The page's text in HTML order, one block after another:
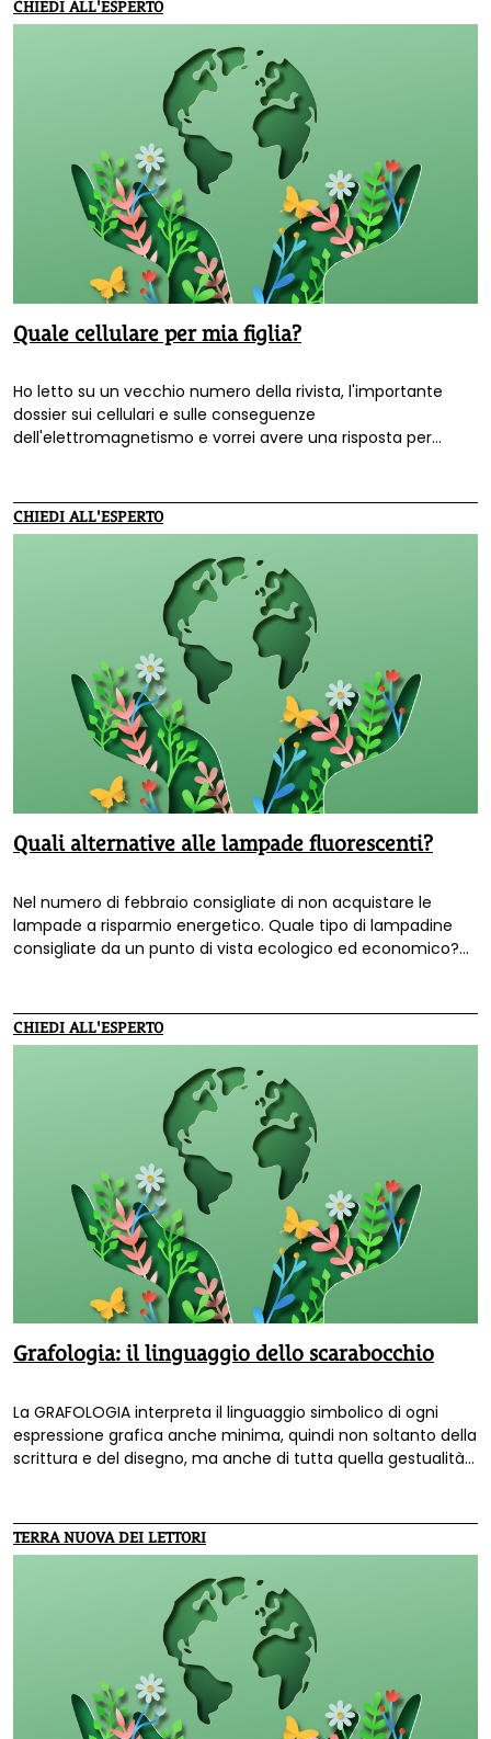
CHIEDI ALL'ESPERTO
Quale cellulare per mia figlia?
Ho letto su un vecchio numero della rivista, l'importante
dossier sui cellulari e sulle conseguenze
dell'elettromagnetismo e vorrei avere una risposta per
CHIEDI ALL'ESPERTO
Quali alternative alle lampade fluorescenti?
Nel numero di febbraio consigliate di non acquistare le
lampade a risparmio energetico. Quale tipo di lampadine
consigliate da un punto di vista ecologico ed economico?
CHIEDI ALL'ESPERTO
Grafologia: il linguaggio dello scarabocchio
La GRAFOLOGIA interpreta il linguaggio simbolico di ogni
espressione grafica anche minima, quindi non soltanto della
scrittura e del disegno, ma anche di tutta quella gestualità
imprecise o mini-disegni, che in generale prendono il nome
di SCARABOCCHI.
TERRA NUOVA DEI LETTORI